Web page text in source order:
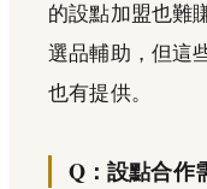
的設點加盟也難
選品輔助，但這
也有提供。
Q：設點合作